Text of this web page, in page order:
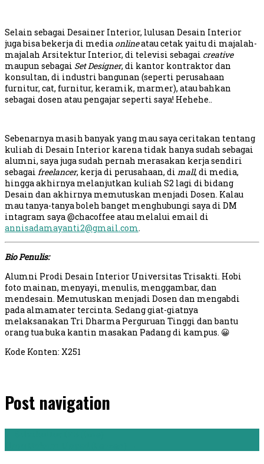
Selain sebagai Desainer Interior, lulusan Desain Interior
juga bisa bekerja di media onlineatau cetak yaitu di majalah-
majalah Arsitektur Interior, di televisi sebagai creative
maupun sebagai Set Designer, di kantor kontraktor dan
konsultan, di industri bangunan (seperti perusahaan
furnitur, cat, furnitur, keramik, marmer), atau bahkan
sebagai dosen atau pengajar seperti saya! Hehehe..
Sebenarnya masih banyak yang mau saya ceritakan tentang
kuliah di Desain Interior karena tidak hanya sudah sebagai
alumni, saya juga sudah pernah merasakan kerja sendiri
sebagai freelancer, kerja di perusahaan, di mall, di media,
hingga akhirnya melanjutkan kuliah S2 lagi di bidang
Desain dan akhirnya memutuskan menjadi Dosen. Kalau
mau tanya-tanya boleh banget menghubungi saya di DM
intagram saya @chacoffee atau melalui email di
annisadamayanti2@gmail.com.
Bio Penulis:
Alumni Prodi Desain Interior Universitas Trisakti. Hobi
foto mainan, menyayi, menulis, menggambar, dan
mendesain. Memutuskan menjadi Dosen dan mengabdi
pada almamater tercinta. Sedang giat-giatnya
melaksanakan Tri Dharma Perguruan Tinggi dan bantu
orang tua buka kantin masakan Padang di kampus. 😀
Kode Konten: X251
Post navigation